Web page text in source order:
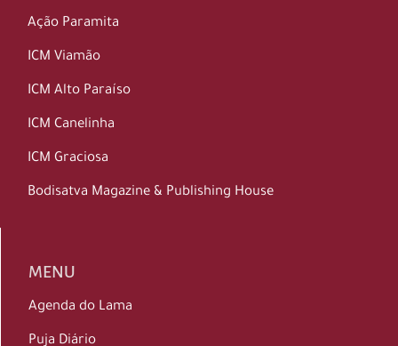
Ação Paramita
ICM Viamão
ICM Alto Paraíso
ICM Canelinha
ICM Graciosa
Bodisatva Magazine & Publishing House
MENU
Agenda do Lama
Puja Diário